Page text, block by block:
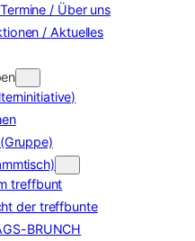
/ Über uns
/ Aktuelles
treffbunt
der treffbunte
BRUNCH